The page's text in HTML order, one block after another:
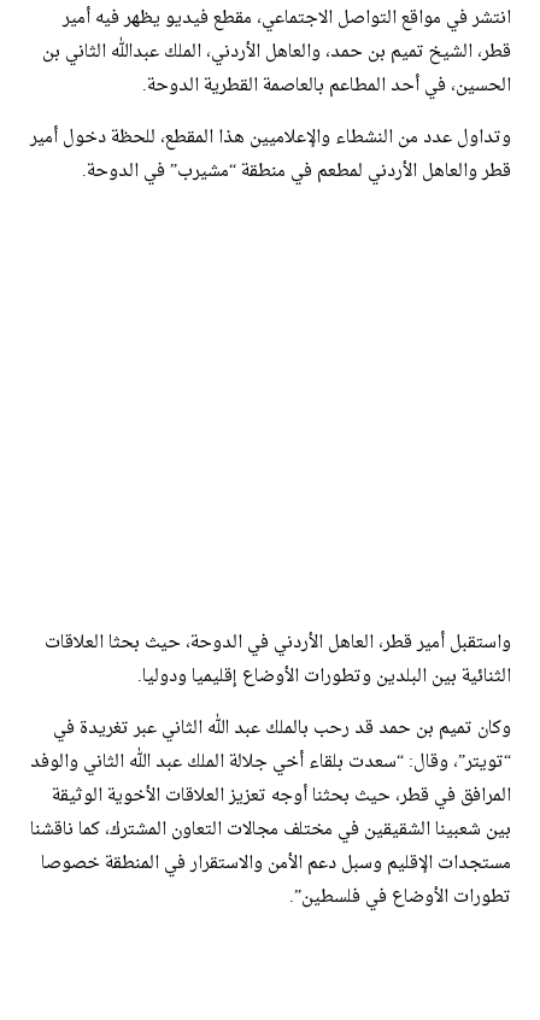
انتشر في مواقع التواصل الاجتماعي، مقطع فيديو يظهر فيه أمير
قطر، الشيخ تميم بن حمد، والعاهل الأردني، الملك عبدالله الثاني بن
الحسين، في أحد المطاعم بالعاصمة القطرية الدوحة.
وتداول عدد من النشطاء والإعلاميين هذا المقطع، للحظة دخول أمير
قطر والعاهل الأردني لمطعم في منطقة “مشيرب” في الدوحة.
واستقبل أمير قطر، العاهل الأردني في الدوحة، حيث بحثا العلاقات
الثنائية بين البلدين وتطورات الأوضاع إقليميا ودوليا.
وكان تميم بن حمد قد رحب بالملك عبد الله الثاني عبر تغريدة في
“تويتر”، وقال: “سعدت بلقاء أخي جلالة الملك عبد الله الثاني والوفد
المرافق في قطر، حيث بحثنا أوجه تعزيز العلاقات الأخوية الوثيقة
بين شعبينا الشقيقين في مختلف مجالات التعاون المشترك، كما ناقشنا
مستجدات الإقليم وسبل دعم الأمن والاستقرار في المنطقة خصوصا
تطورات الأوضاع في فلسطين”.